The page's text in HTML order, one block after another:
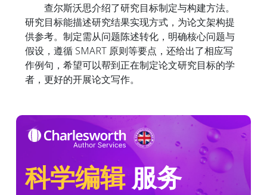
查尔斯沃思介绍了研究目标制定与构建方法。
研究目标能描述研究结果实现方式，为论文架构提
供参考。制定需从问题陈述转化，明确核心问题与
假设，遵循 SMART 原则等要点，还给出了相应写
作例句，希望可以帮到正在制定论文研究目标的学
者，更好的开展论文写作。
科学编辑 服务